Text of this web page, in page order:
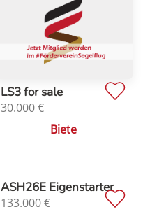
LS3 for sale
30.000€
Biete
ASH26E Eigenstarter
133.000€